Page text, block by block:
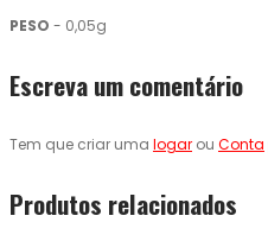
PESO - 0,05g
Escreva um comentário
Tem que criar uma logar ou Conta
Produtos relacionados